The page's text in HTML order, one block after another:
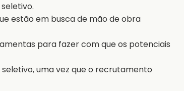
estão em busca de mão de obra
para fazer com que os potenciais
uma vez que o recrutamento